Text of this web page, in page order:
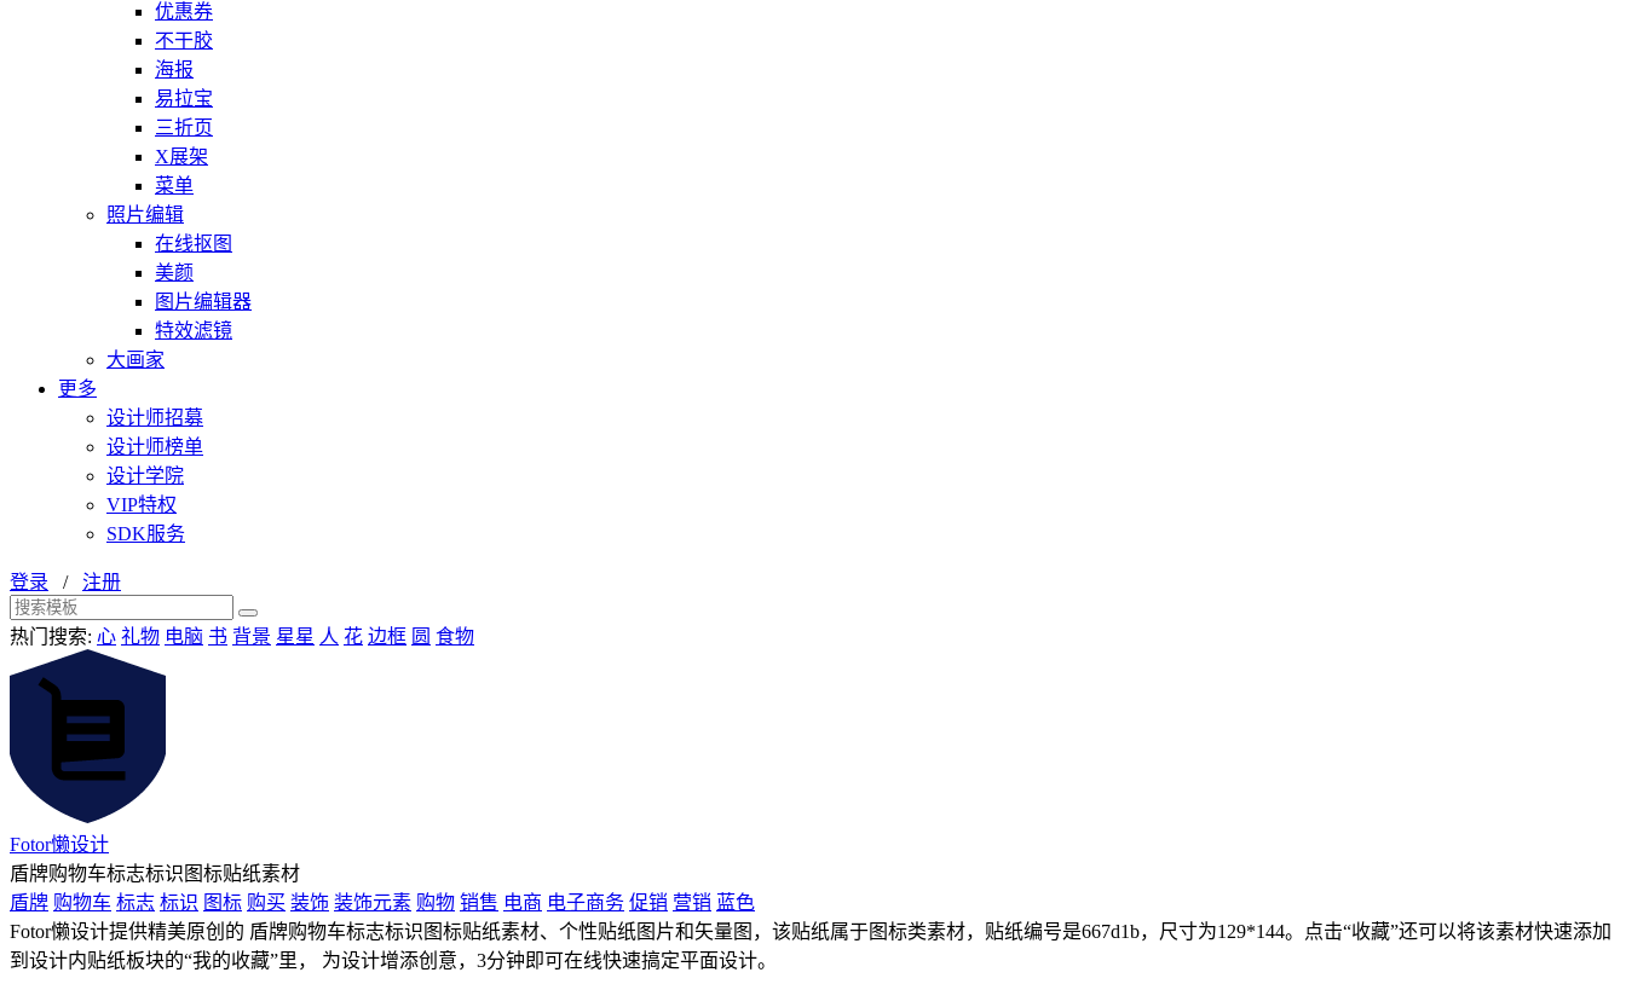
优惠券
不干胶
海报
易拉宝
三折页
X展架
菜单
照片编辑
在线抠图
美颜
图片编辑器
特效滤镜
大画家
更多
设计师招募
设计师榜单
设计学院
VIP特权
SDK服务
登录 / 注册
热门搜索: 心 礼物 电脑 书 背景 星星 人 花 边框 圆 食物
Fotor懒设计
盾牌购物车标志标识图标贴纸素材
盾牌 购物车 标志 标识 图标 购买 装饰 装饰元素 购物 销售 电商 电子商务 促销 营销 蓝色
Fotor懒设计提供精美原创的 盾牌购物车标志标识图标贴纸素材、个性贴纸图片和矢量图，该贴纸属于图标类素材，贴纸编号是667d1b，尺寸为129*144。点击“收藏”还可以将该素材快速添加
到设计内贴纸板块的“我的收藏”里， 为设计增添创意，3分钟即可在线快速搞定平面设计。